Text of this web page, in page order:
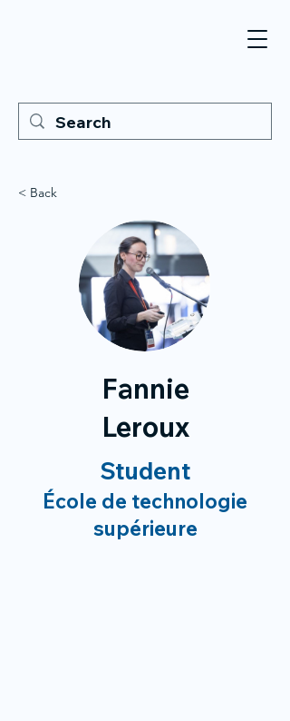
< Back
Fannie
Leroux
Student
École de technologie
supérieure